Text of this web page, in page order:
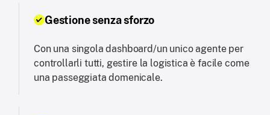
Gestione senza sforzo
Con una singola dashboard/un unico agente per
controllarli tutti, gestire la logistica è facile come
una passeggiata domenicale.